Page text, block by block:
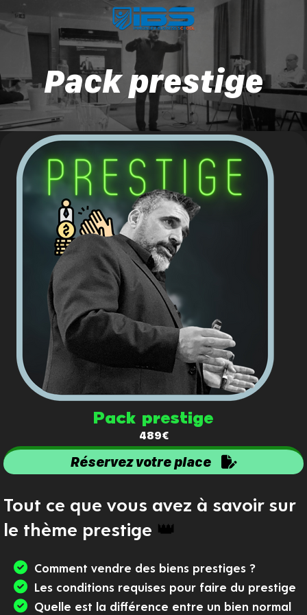
Pack prestige
Pack prestige
489€
Réservez votre place
Tout ce que vous avez à savoir sur
le thème prestige 👑
Comment vendre des biens prestiges ?
Les conditions requises pour faire du prestige
Quelle est la différence entre un bien normal